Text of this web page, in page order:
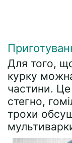
Для того,
курку
частини.
стегно,
трохи